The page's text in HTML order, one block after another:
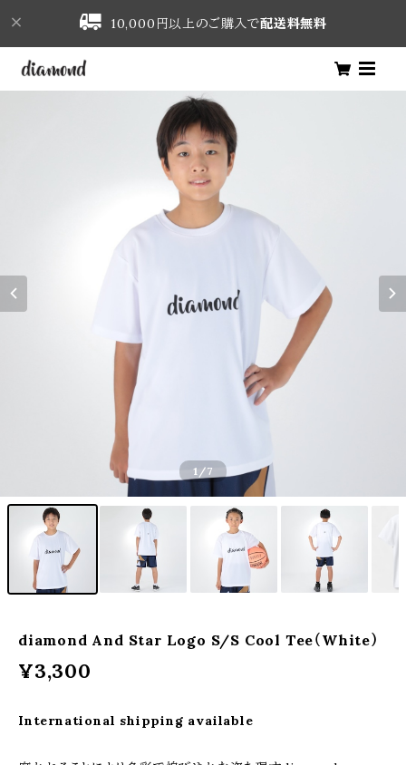
10,000円以上のご購入で配送料無料
1 /7
diamond And Star Logo S/S Cool Tee（White）
¥3,300
International shipping available